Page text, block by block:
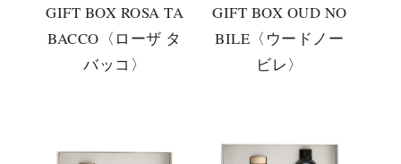
GIFT BOX ROSA TA
BACCO〈ローザ タ
バッコ〉
GIFT BOX OUD NO
BILE〈ウードノー
ビレ〉